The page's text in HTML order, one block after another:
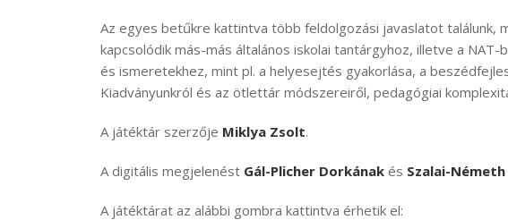
Az egyes betűkre kattintva több feldolgozási javaslatot találunk,
kapcsolódik más-más általános iskolai tantárgyhoz, illetve a
és ismeretekhez, mint pl. a helyesejtés gyakorlása, a
Kiadványunkról és az ötlettár módszereiről, pedagógiai
A játéktár szerzője Miklya Zsolt.
A digitális megjelenést Gál-Plicher Dorkának és Szalai-
A játéktárat az alábbi gombra kattintva érhetik el: